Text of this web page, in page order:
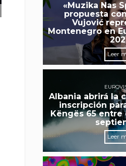
«Muzika Nas
propuesta
Vujović
Montenegro en
Leer
Albania abrirá la
inscripción
Këngës 65 entre
Leer